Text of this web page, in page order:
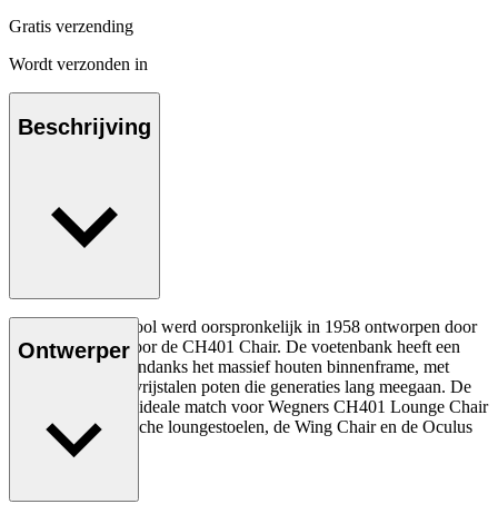
Gratis verzending
Wordt verzonden in
Beschrijving
De CH446 Footstool werd oorspronkelijk in 1958 ontworpen door
Hans J. Wegner voor de CH401 Chair. De voetenbank heeft een
lichte uitstraling, ondanks het massief houten binnenframe, met
buisvormige roestvrijstalen poten die generaties lang meegaan. De
voetenbank is een ideale match voor Wegners CH401 Lounge Chair
en zijn twee iconische loungestoelen, de Wing Chair en de Oculus
Ontwerper